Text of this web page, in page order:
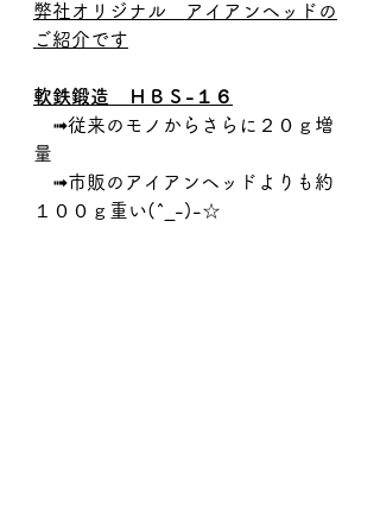
弊社オリジナル　アイアンヘッドの
ご紹介です
軟鉄鍛造　ＨＢＳ-１６
➟従来のモノからさらに２０ｇ増
量
➟市販のアイアンヘッドよりも約
１００ｇ重い(^_-)-☆